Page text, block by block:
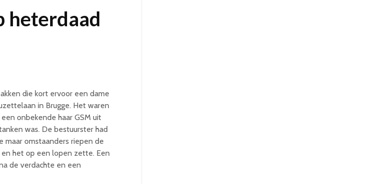
heterdaad
die kort ervoor een dame
in Brugge. Het waren
onbekende haar GSM uit
was. De bestuurster had
maar omstaanders riepen de
het op een lopen zette. Een
de verdachte en een